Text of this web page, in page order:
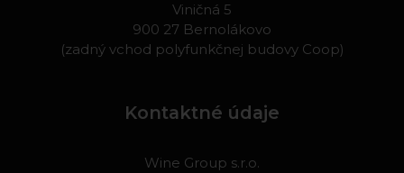
Viničná 5
900 27 Bernolákovo
(zadný vchod polyfunkčnej budovy Coop)
Kontaktné údaje
Wine Group s.r.o.